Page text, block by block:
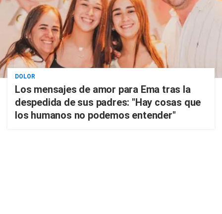
DOLOR
Los mensajes de amor para Ema tras la
despedida de sus padres: "Hay cosas que
los humanos no podemos entender"